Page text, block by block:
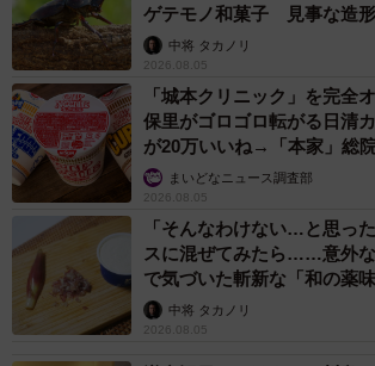
「夫が晩酌の時にパクっと…です」
──旦那さまの晩酌用でしたか。
「私は『絶対！白飯派！』なので（笑）
プするおにぎりは食べたことないんですよ
ゲテモノ和菓子 見事な造
らいリアル」
中将 タカノリ
2026.08.05
「城本クリニック」を完
保里がゴロゴロ転がる日清
が20万いいね→「本家」総
いいねまいどなニュース調査部
2026.08.05
「そんなわけない…と思っ
スに混ぜてみたら……意外
で気づいた斬新な「和の薬
中将 タカノリ
2026.08.05